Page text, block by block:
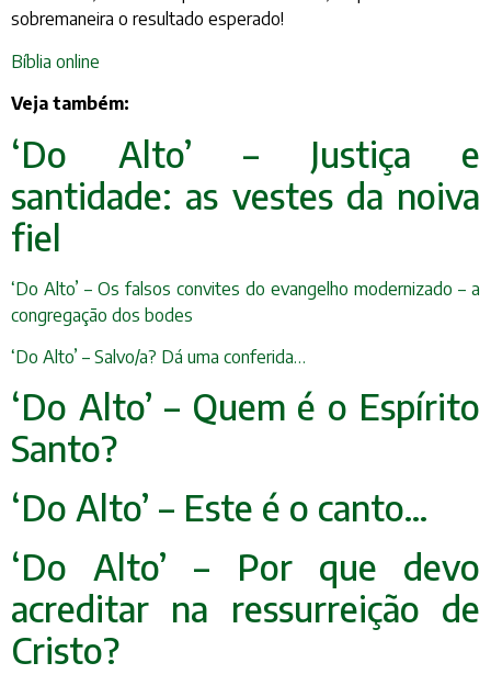
sobremaneira o resultado esperado!
Bíblia online
Veja também:
‘Do Alto’ – Justiça e
santidade: as vestes da noiva
fiel
‘Do Alto’ – Os falsos convites do evangelho modernizado – a
congregação dos bodes
‘Do Alto’ – Salvo/a? Dá uma conferida…
‘Do Alto’ – Quem é o Espírito
Santo?
‘Do Alto’ – Este é o canto…
‘Do Alto’ – Por que devo
acreditar na ressurreição de
Cristo?